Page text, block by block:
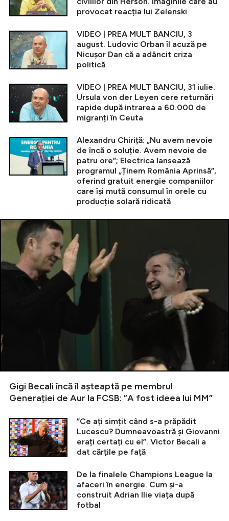
provocat reacția lui Zelenski
VIDEO | PREA MULT BANCIU, 3
august. Ludovic Orban îl acuză pe
Nicușor Dan că a adâncit criza
politică
VIDEO | PREA MULT BANCIU, 31 iulie.
Ursula von der Leyen cere returnări
rapide după intrarea a 60.000 de
migranți în Ceuta
Alexandru Chiriță: „Nu avem nevoie
de încă o soluție. Avem nevoie de
patru ore”; Electrica lansează
programul „Ținem România Aprinsă”,
oferind gratuit energie companiilor
care își mută consumul în orele cu
producție solară ridicată
Gigi Becali încă îl așteaptă pe membrul
Generației de Aur la FCSB: ”A fost ideea lui MM”
”Ce ați simțit când s-a prăpădit
Lucescu? Dumneavoastră și Giovanni
erați certați cu el”. Victor Becali a
dat cărțile pe față
De la finalele Champions League la
afaceri în energie. Cum și-a
construit Adrian Ilie viața după
fotbal